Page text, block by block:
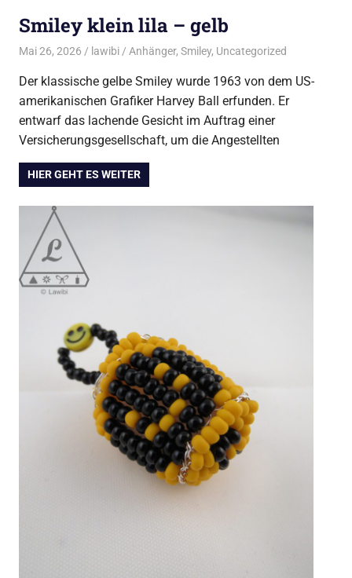
Smiley klein lila – gelb
Mai 26, 2026 lawibi Anhänger, Smiley, Uncategorized
Der klassische gelbe Smiley wurde 1963 von dem US-
amerikanischen Grafiker Harvey Ball erfunden. Er
entwarf das lachende Gesicht im Auftrag einer
Versicherungsgesellschaft, um die Angestellten
HIER GEHT ES WEITER